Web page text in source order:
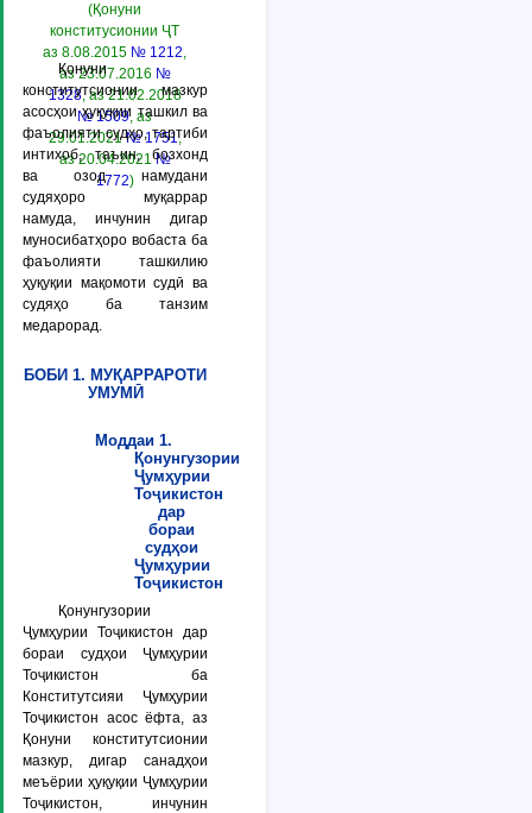
(Қонуни
конститусионии ҶТ
аз 8.08.2015 № 1212,
аз 23.07.2016 №
1328, аз 21.02.2018
№ 1509, аз
29.01.2021№ 1751,
аз 20.04.2021№
1772)
Қонуни
конститутсионии мазкур
асосҳои ҳуқуқии ташкил ва
фаъолияти судҳо, тартиби
интихоб, таъин, бозхонд
ва озод намудани
судяҳоро муқаррар
намуда, инчунин дигар
муносибатҳоро вобаста ба
фаъолияти ташкилию
ҳуқуқии мақомоти судӣ ва
судяҳо ба танзим
медарорад.
БОБИ 1. МУҚАРРАРОТИ
УМУМӢ
Моддаи 1.
Қонунгузории
Ҷумҳурии
Тоҷикистон
дар
бораи
судҳои
Ҷумҳурии
Тоҷикистон
Қонунгузории
Ҷумҳурии Тоҷикистон дар
бораи судҳои Ҷумҳурии
Тоҷикистон ба
Конститутсияи Ҷумҳурии
Тоҷикистон асос ёфта, аз
Қонуни конститутсионии
мазкур, дигар санадҳои
меъёрии ҳуқуқии Ҷумҳурии
Тоҷикистон, инчунин